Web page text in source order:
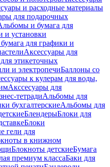
и расходные материалы
для подарочных
и бумага для
и установки
для графики и
Аксессуары для
этикеточных
и электропечиБаллоны со
к кулерам для воды,
Акссесуары для
тетрадиАльбомы для
бухгалтерскиеАльбомы для
БлендерыБлоки для
Блоки
гели для
в книжном
Блокноты детскиеБумага
премиум классаБаки для